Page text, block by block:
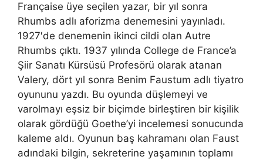
Française üye seçilen yazar, bir yıl sonra
Rhumbs adlı aforizma denemesini yayınladı.
1927′de denemenin ikinci cildi olan Autre
Rhumbs çıktı. 1937 yılında College de France’a
Şiir Sanatı Kürsüsü Profesörü olarak atanan
Valery, dört yıl sonra Benim Faustum adlı tiyatro
oyununu yazdı. Bu oyunda düşlemeyi ve
varolmayı eşsiz bir biçimde birleştiren bir kişilik
olarak gördüğü Goethe’yi incelemesi sonucunda
kaleme aldı. Oyunun baş kahramanı olan Faust
adındaki bilgin, sekreterine yaşamının toplamı